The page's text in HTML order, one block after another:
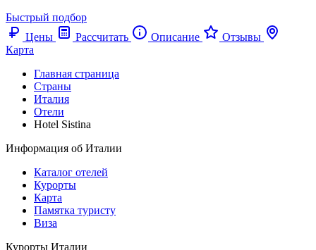
Быстрый подбор
Цены
Рассчитать Описание
Отзывы
Карта
Главная страница
Cтраны
Италия
Отели
Hotel Sistina
Информация об Италии
Каталог отелей
Курорты
Карта
Памятка туристу
Виза
Курорты Италии